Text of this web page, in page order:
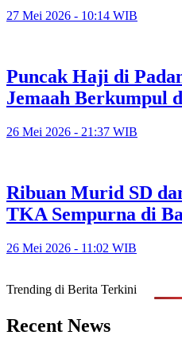
27 Mei 2026 - 10:14 WIB
Puncak Haji di
Jemaah Berkumpul
26 Mei 2026 - 21:37 WIB
Ribuan Murid SD
TKA Sempurna di
26 Mei 2026 - 11:02 WIB
Trending di Berita Terkini
Recent News